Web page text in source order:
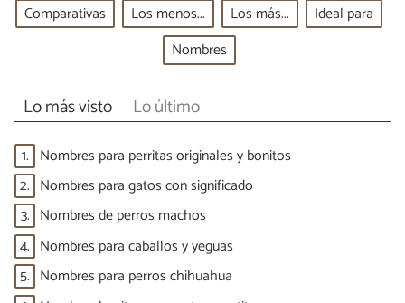
Comparativas Los menos... Los más...
Ideal para
Nombres
Lo más visto Lo último
1. Nombres para perritas originales y bonitos
2. Nombres para gatos con significado
3. Nombres de perros machos
4. Nombres para caballos y yeguas
5. Nombres para perros chihuahua